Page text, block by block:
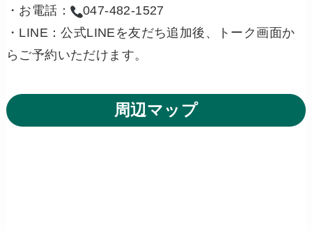
・お電話：
047-482-1527
・LINE：公式LINEを友だち追加後、トーク画面か
らご予約いただけます。
周辺マップ